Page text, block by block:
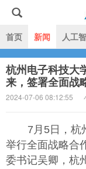
人工智
首页 新闻 人工
杭州电子科技大
来，签署全面战
2024-07-06 08:12:55
7月5日，杭
举行全面战略合
委书记吴卿，杭